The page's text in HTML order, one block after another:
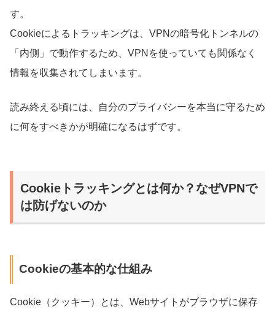
す。
Cookieによるトラッキングは、VPNの暗号化トンネルの
「内側」で動作するため、VPNを使っていても関係なく
情報を収集されてしまいます。
読み終える頃には、自分のプライバシーを本当に守るため
に何をすべきかが明確になるはずです。
Cookieトラッキングとは何か？なぜVPNで
は防げないのか
Cookieの基本的な仕組み
Cookie（クッキー）とは、Webサイトがブラウザに保存